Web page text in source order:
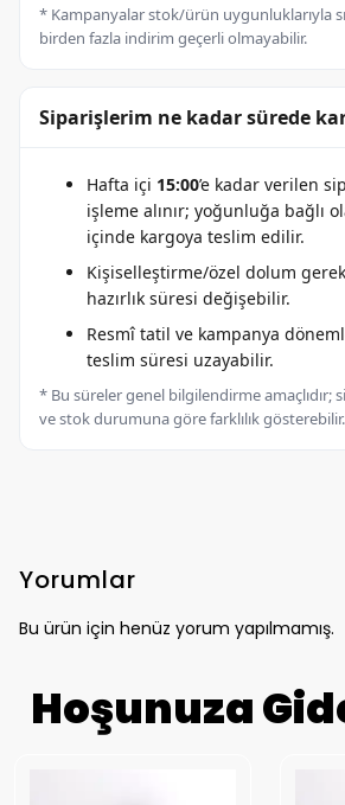
* Kampanyalar stok/ürün uygunluklarıyla
birden fazla indirim geçerli olmayabilir.
Siparişlerim ne kadar sürede
Hafta içi 15:00’e kadar verilen
işleme alınır; yoğunluğa bağlı
içinde kargoya teslim edilir.
Kişiselleştirme/özel dolum
hazırlık süresi değişebilir.
Resmî tatil ve kampanya
teslim süresi uzayabilir.
* Bu süreler genel bilgilendirme amaçlıdır;
ve stok durumuna göre farklılık gösterebilir.
Yorumlar
Bu ürün için henüz yorum yapılmamış.
Hoşunuza